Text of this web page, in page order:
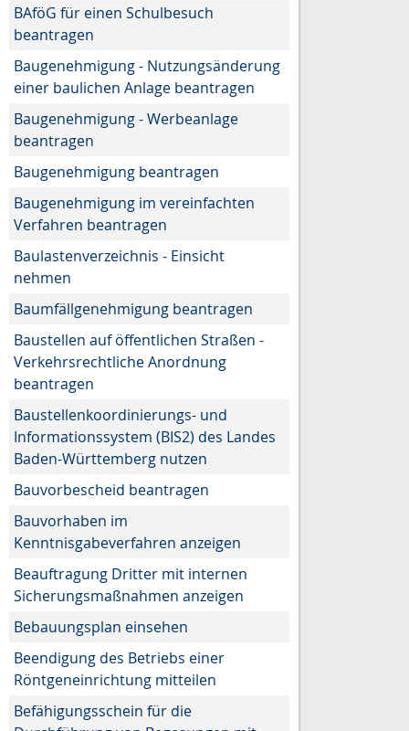
BAföG für einen Schulbesuch
beantragen
Baugenehmigung - Nutzungsänderung
einer baulichen Anlage beantragen
Baugenehmigung - Werbeanlage
beantragen
Baugenehmigung beantragen
Baugenehmigung im vereinfachten
Verfahren beantragen
Baulastenverzeichnis - Einsicht
nehmen
Baumfällgenehmigung beantragen
Baustellen auf öffentlichen Straßen -
Verkehrsrechtliche Anordnung
beantragen
Baustellenkoordinierungs- und
Informationssystem (BIS2) des Landes
Baden-Württemberg nutzen
Bauvorbescheid beantragen
Bauvorhaben im
Kenntnisgabeverfahren anzeigen
Beauftragung Dritter mit internen
Sicherungsmaßnahmen anzeigen
Bebauungsplan einsehen
Beendigung des Betriebs einer
Röntgeneinrichtung mitteilen
Befähigungsschein für die